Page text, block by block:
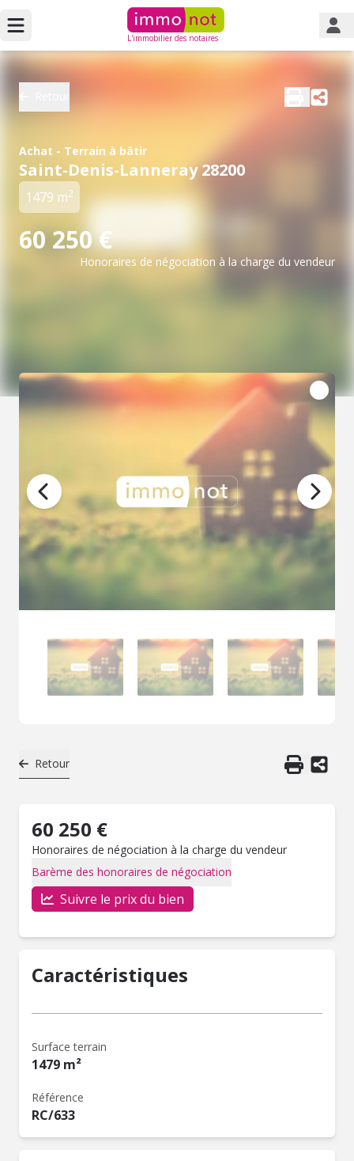
L'immobilier des notaires
Achat - Terrain à bâtir
Saint-Denis-Lanneray 28200
1479 m2
60 250 €
Honoraires de négociation à la charge du vendeur
Retour
60 250 €
Honoraires de négociation à la charge du vendeur
Barème des honoraires de négociation
Suivre le prix du bien
Caractéristiques
Surface terrain
1479 m²
Référence
RC/633